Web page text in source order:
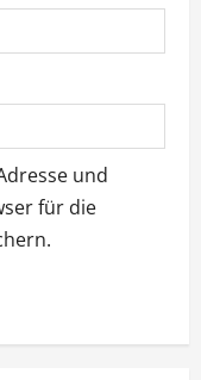
und
für die